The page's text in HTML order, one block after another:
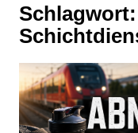
Schlagwort: